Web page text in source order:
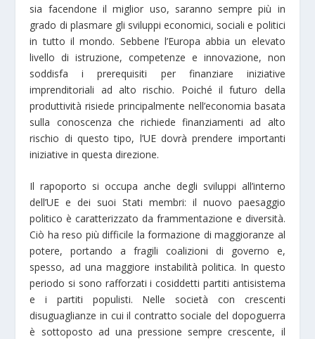
sia facendone il miglior uso, saranno sempre più in
grado di plasmare gli sviluppi economici, sociali e politici
in tutto il mondo. Sebbene l’Europa abbia un elevato
livello di istruzione, competenze e innovazione, non
soddisfa i prerequisiti per finanziare iniziative
imprenditoriali ad alto rischio. Poiché il futuro della
produttività risiede principalmente nell’economia basata
sulla conoscenza che richiede finanziamenti ad alto
rischio di questo tipo, l’UE dovrà prendere importanti
iniziative in questa direzione.
Il rapoporto si occupa anche degli sviluppi all’interno
dell’UE e dei suoi Stati membri: il nuovo paesaggio
politico è caratterizzato da frammentazione e diversità.
Ciò ha reso più difficile la formazione di maggioranze al
potere, portando a fragili coalizioni di governo e,
spesso, ad una maggiore instabilità politica. In questo
periodo si sono rafforzati i cosiddetti partiti antisistema
e i partiti populisti. Nelle società con crescenti
disuguaglianze in cui il contratto sociale del dopoguerra
è sottoposto ad una pressione sempre crescente, il